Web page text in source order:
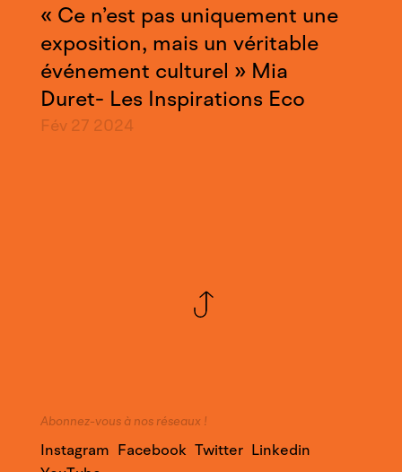
« Ce n’est pas uniquement une
exposition, mais un véritable
événement culturel » Mia
Duret- Les Inspirations Eco
Fév 27 2024
Abonnez-vous à nos réseaux !
Instagram Facebook Twitter Linkedin